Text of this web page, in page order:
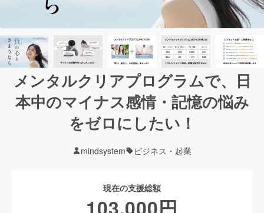
メンタルクリアプログラムで、日
本中のマイナス感情・記憶の悩み
をゼロにしたい！
mindsystem ビジネス・起業
現在の支援総額
103,000円